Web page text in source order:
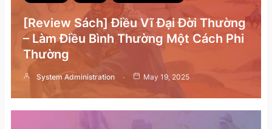
[Review Sách] Điều Vĩ Đại Đời Thường
– Làm Điều Bình Thường Một Cách Phi
Thường
System Administration May 19, 2025